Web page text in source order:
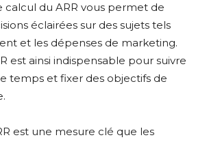
calcul du ARR vous permet de
éclairées sur des sujets tels
et les dépenses de marketing.
est ainsi indispensable pour suivre
temps et fixer des objectifs de
est une mesure clé que les